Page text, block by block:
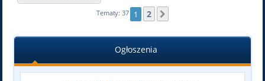
Tematy: 37 1 2
Ogłoszenia